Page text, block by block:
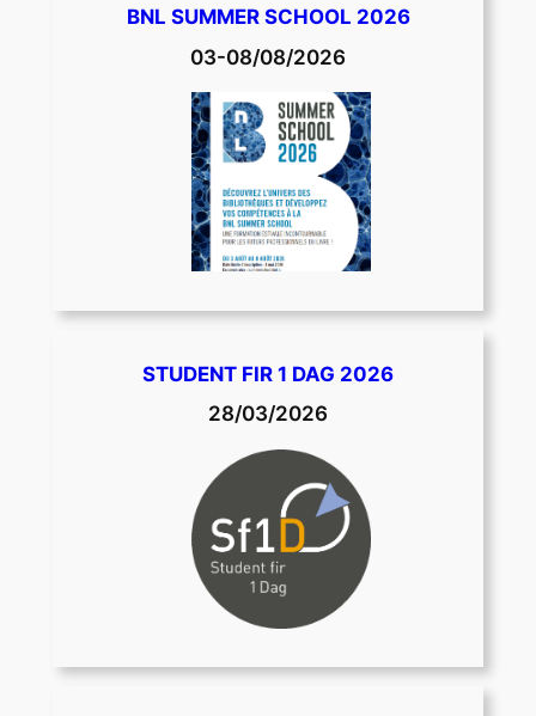
BNL SUMMER SCHOOL 2026
03-08/08/2026
STUDENT FIR 1 DAG 2026
28/03/2026